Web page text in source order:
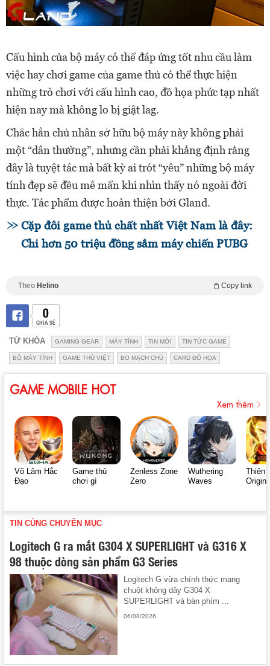
Cấu hình của bộ máy có thể đáp ứng tốt nhu cầu làm
việc hay chơi game của game thủ có thể thực hiện
những trò chơi với cấu hình cao, đồ họa phức tạp nhất
hiện nay mà không lo bị giật lag.
Chắc hẳn chủ nhân sở hữu bộ máy này không phải
một “dân thường”, nhưng cần phải khẳng định rằng
đây là tuyệt tác mà bất kỳ ai trót “yêu” những bộ máy
tính đẹp sẽ đều mê mẩn khi nhìn thấy nó ngoài đời
thực. Tác phẩm được hoàn thiện bởi Gland.
Cặp đôi game thủ chất nhất Việt Nam là đây:
Chi hơn 50 triệu đồng sắm máy chiến PUBG
Theo Helino Copy link
0
CHIA SẺ
TỪ KHÓA GAMING GEAR MÁY TÍNH TIN MỚI TIN TỨC GAME
BỘ MÁY TÍNH GAME THỦ VIỆT BO MẠCH CHỦ CARD ĐỒ HỌA
GAME MOBILE HOT
Xem thêm
Võ Lâm Hắc
Đạo
Game thủ
chơi gì
Zenless Zone
Zero
Wuthering
Waves
Thiên
Origin
TIN CÙNG CHUYÊN MỤC
Logitech G ra mắt G304 X SUPERLIGHT và G316 X
98 thuộc dòng sản phẩm G3 Series
Logitech G vừa chính thức mang
chuột không dây G304 X
SUPERLIGHT và bàn phím ...
06/08/2026